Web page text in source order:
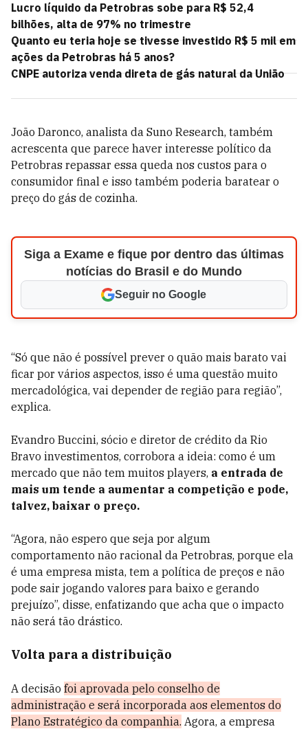
Lucro líquido da Petrobras sobe para R$ 52,4
bilhões, alta de 97% no trimestre
Quanto eu teria hoje se tivesse investido R$ 5 mil em
ações da Petrobras há 5 anos?
CNPE autoriza venda direta de gás natural da União
João Daronco, analista da Suno Research, também
acrescenta que parece haver interesse político da
Petrobras repassar essa queda nos custos para o
consumidor final e isso também poderia baratear o
preço do gás de cozinha.
Siga a Exame e fique por dentro das últimas
notícias do Brasil e do Mundo
Seguir no Google
“Só que não é possível prever o quão mais barato vai
ficar por vários aspectos, isso é uma questão muito
mercadológica, vai depender de região para região”,
explica.
Evandro Buccini, sócio e diretor de crédito da Rio
Bravo investimentos, corrobora a ideia: como é um
mercado que não tem muitos players, a entrada de
mais um tende a aumentar a competição e pode,
talvez, baixar o preço.
“Agora, não espero que seja por algum
comportamento não racional da Petrobras, porque ela
é uma empresa mista, tem a política de preços e não
pode sair jogando valores para baixo e gerando
prejuízo”, disse, enfatizando que acha que o impacto
não será tão drástico.
Volta para a distribuição
A decisão foi aprovada pelo conselho de
administração e será incorporada aos elementos do
Plano Estratégico da companhia. Agora, a empresa